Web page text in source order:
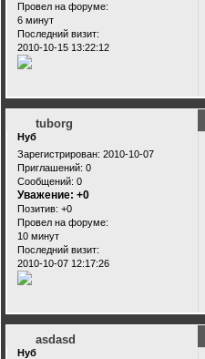
Провел на форуме:
6 минут
Последний визит:
2010-10-15 13:22:12
tuborg
Нуб
Зарегистрирован: 2010-10-07
Приглашений: 0
Сообщений: 0
Уважение: +0
Позитив: +0
Провел на форуме:
10 минут
Последний визит:
2010-10-07 12:17:26
asdasd
Нуб